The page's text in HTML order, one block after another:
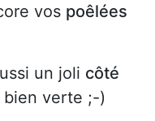
vos poêlées
un joli côté
bien verte ;-)